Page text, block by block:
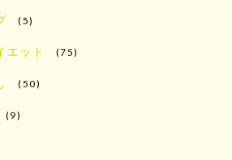
(5)
エット (75)
(50)
(9)